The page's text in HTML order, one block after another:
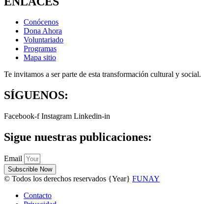
Conócenos
Dona Ahora
Voluntariado
Programas
Mapa sitio
Te invitamos a ser parte de esta transformación cultural y social.
SÍGUENOS:
Facebook-f Instagram Linkedin-in
Sigue nuestras publicaciones:
Email
Subscrible Now
© Todos los derechos reservados {Year} FUNAY
Contacto